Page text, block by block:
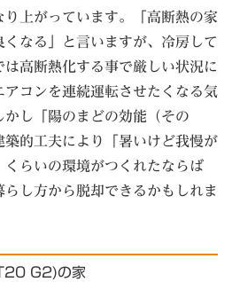
上がっています。「高断熱の家
なる」と言いますが、冷房して
高断熱化する事で厳しい状況に
アコンを連続運転させたくなる気
し「陽のまどの効能（その
築的工夫により「暑いけど我慢が
らいの環境がつくれたならば
し方から脱却できるかもしれま
G2)の家